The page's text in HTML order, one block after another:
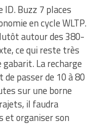
ID. Buzz 7 places
en cycle WLTP.
autour des 380-
ce qui reste très
La recharge
de passer de 10 à 80
sur une borne
il faudra
et organiser son